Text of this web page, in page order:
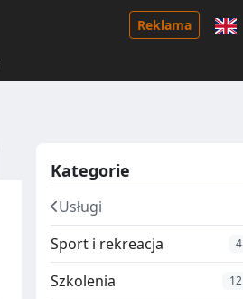
Reklama
Kategorie
Usługi
Sport i rekreacja
4
Szkolenia 12